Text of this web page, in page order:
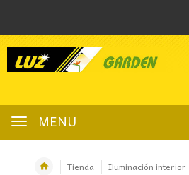
MENU
Tienda Iluminación interior